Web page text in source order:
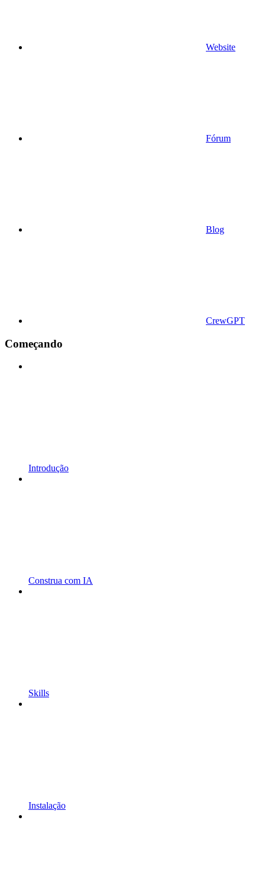
Website
Fórum
Blog
CrewGPT
Começando
Introdução
Construa com IA
Skills
Instalação